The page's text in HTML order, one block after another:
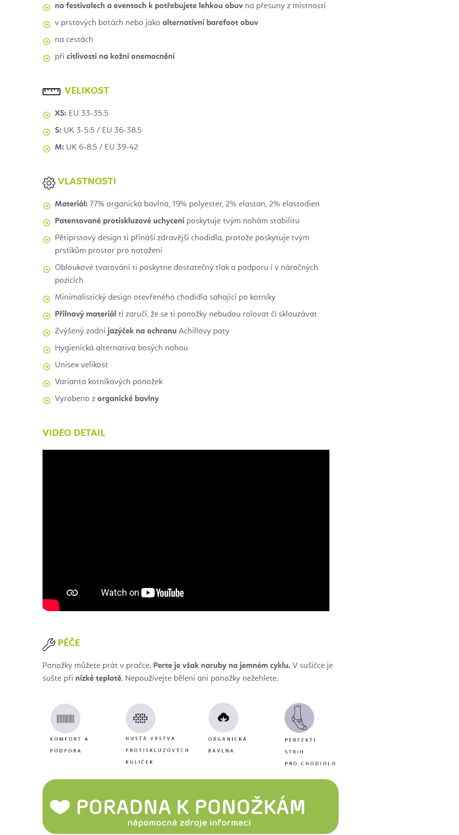
na festivalech a eventoch k potřebujete lehkou obuv na přesuny z místností
v prstových botách nebo jako alternativní barefoot obuv
na cestách
při citlivosti na kožní onemocnění
VELIKOST
XS: EU 33-35.5
S: UK 3-5.5 / EU 36-38.5
M: UK 6-8.5 / EU 39-42
VLASTNOSTI
Materiál: 77% organická bavlna, 19% polyester, 2% elastan, 2% elastodien
Patentované protiskluzové uchycení poskytuje tvým nohám stabilitu
Pětiprstový design ti přináší zdravější chodidla, protože poskytuje tvým
prstíkům prostor pro natažení
Obloukové tvarování ti poskytne dostatečný tlak a podporu i v náročných
pozicích
Minimalistický design otevřeného chodidla sahající po kotníky
Přilnavý materiál ti zaručí, že se ti ponožky nebudou rolovat či sklouzávat
Zvýšený zadní jazýček na ochranu Achillovy paty
Hygienická alternativa bosých nohou
Unisex velikost
Varianta kotníkových ponožek
Vyrobeno z organické bavlny
VIDEO DETAIL
PÉČE
Ponožky můžete prát v pračce. Perte je však naruby na jemném cyklu. V sušičce je
sušte při nízké teplotě. Nepoužívejte bělení ani ponožky nežehlete.